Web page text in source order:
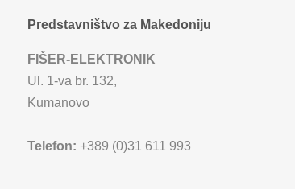
Predstavništvo za Makedoniju
FIŠER-ELEKTRONIK
Ul. 1-va br. 132,
Kumanovo
Telefon: +389 (0)31 611 993